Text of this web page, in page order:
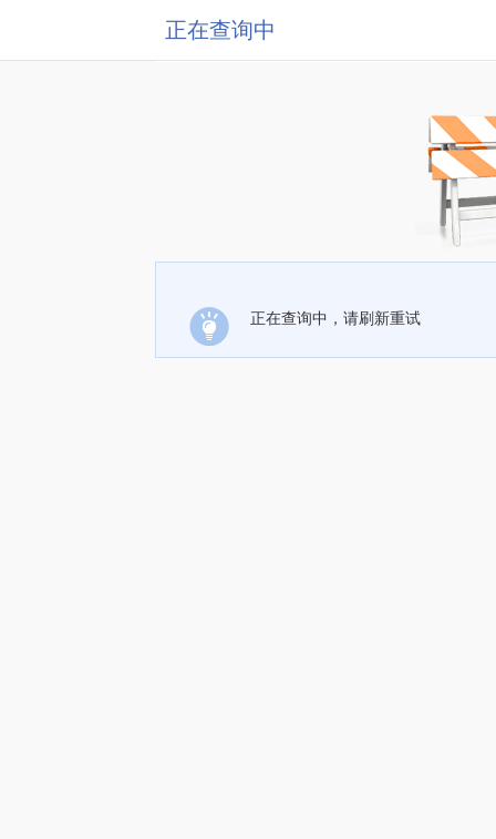
正在查询中
正在查询中，请刷新重试